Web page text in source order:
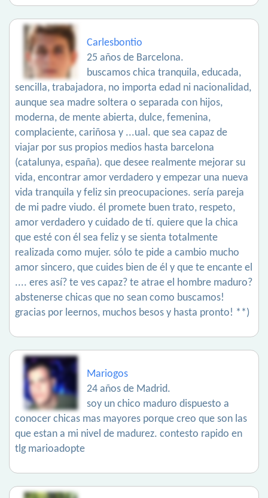
Carlesbontio
25 años de Barcelona.
buscamos chica tranquila, educada,
sencilla, trabajadora, no importa edad ni nacionalidad,
aunque sea madre soltera o separada con hijos,
moderna, de mente abierta, dulce, femenina,
complaciente, cariñosa y ...ual. que sea capaz de
viajar por sus propios medios hasta barcelona
(catalunya, españa). que desee realmente mejorar su
vida, encontrar amor verdadero y empezar una nueva
vida tranquila y feliz sin preocupaciones. sería pareja
de mi padre viudo. él promete buen trato, respeto,
amor verdadero y cuidado de tí. quiere que la chica
que esté con él sea feliz y se sienta totalmente
realizada como mujer. sólo te pide a cambio mucho
amor sincero, que cuides bien de él y que te encante el
.... eres así? te ves capaz? te atrae el hombre maduro?
abstenerse chicas que no sean como buscamos!
gracias por leernos, muchos besos y hasta pronto! **)
Mariogos
24 años de Madrid.
soy un chico maduro dispuesto a
conocer chicas mas mayores porque creo que son las
que estan a mi nivel de madurez. contesto rapido en
tlg marioadopte